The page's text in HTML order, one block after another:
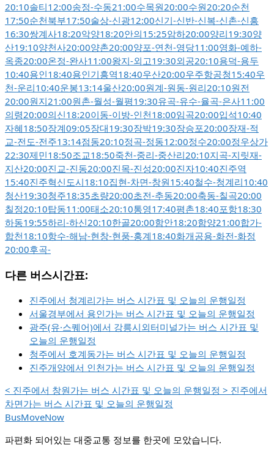
20:10솔티12:00송정-수동21:00수목원20:00수원20:20순천
17:50순천북부17:50술상-신광12:00신기-신반-신복-신촌-신흥
16:30쌍계사18:20악양18:20안의15:25암하20:00양리19:30양
산19:10양천사20:00양촌20:00양포-연천-영당11:00영화-예하-
옥종20:00온정-완사11:00왕지-외고19:30외공20:10용덕-용두
10:40용인18:40용인기흥역18:40우산20:00우주항공청15:40우
천-운리10:40운봉13:14울산20:00원계-원동-원리20:10원전
20:00원지21:00원촌-월성-월평19:30유곡-유수-율곡-은사11:00
의령20:00의신18:20이동-이방-인천18:00임곡20:00입석10:40
자혜18:50장계09:05장대19:30장박19:30장승포20:00장재-적
교-전도-전주13:14점동20:10정곡-정동12:00정수20:00정우상가
22:30제민18:50조교18:50죽천-중리-중산리20:10지곡-지릿재-
지산20:00진교-진동20:00진목-진성20:00진자10:40진주역
15:40진주혁신도시18:10집현-차면-창원15:40철수-청계리10:40
청산19:30청주18:35초량20:00초전-추동20:00축동-칠곡20:00
칠정20:10탑동11:00태소20:10통영17:40평촌18:40포항18:30
하동19:55하리-하신20:10한골20:00함안18:20함양21:00합가-
합천18:10항수-해남-현창-현풍-홍계18:40화개공용-화전-화정
20:00후곡-
다른 버스시간표:
진주에서 청계리가는 버스 시간표 및 오늘의 운행일정
서울경부에서 용인가는 버스 시간표 및 오늘의 운행일정
광주(유·스퀘어)에서 강릉시외터미널가는 버스 시간표 및
오늘의 운행일정
청주에서 호계동가는 버스 시간표 및 오늘의 운행일정
진주개양에서 인천가는 버스 시간표 및 오늘의 운행일정
< 진주에서 창원가는 버스 시간표 및 오늘의 운행일정 > 진주에서
차면가는 버스 시간표 및 오늘의 운행일정
BusMoveNow
파편화 되어있는 대중교통 정보를 한곳에 모았습니다.